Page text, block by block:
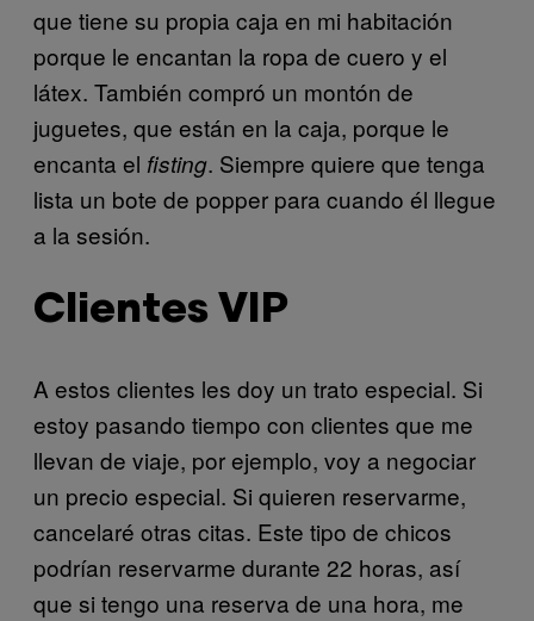
que tiene su propia caja en mi habitación
porque le encantan la ropa de cuero y el
látex. También compró un montón de
juguetes, que están en la caja, porque le
encanta el fisting. Siempre quiere que tenga
lista un bote de popper para cuando él llegue
a la sesión.
Clientes VIP
A estos clientes les doy un trato especial. Si
estoy pasando tiempo con clientes que me
llevan de viaje, por ejemplo, voy a negociar
un precio especial. Si quieren reservarme,
cancelaré otras citas. Este tipo de chicos
podrían reservarme durante 22 horas, así
que si tengo una reserva de una hora, me